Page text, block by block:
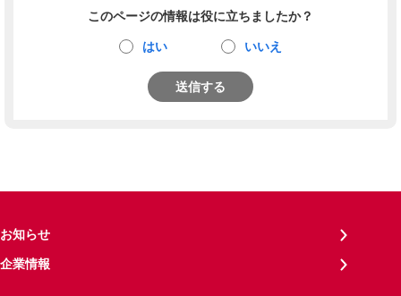
このページの情報は役に立ちましたか？
はい いいえ
送信する
お知らせ
企業情報